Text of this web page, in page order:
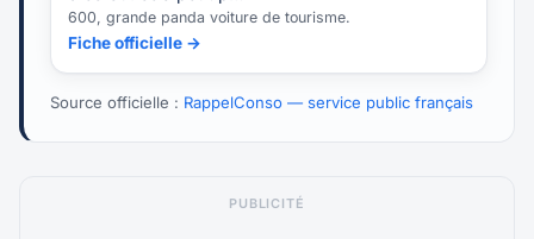
600, grande panda voiture de tourisme.
Fiche officielle →
Source officielle : RappelConso — service public français
PUBLICITÉ